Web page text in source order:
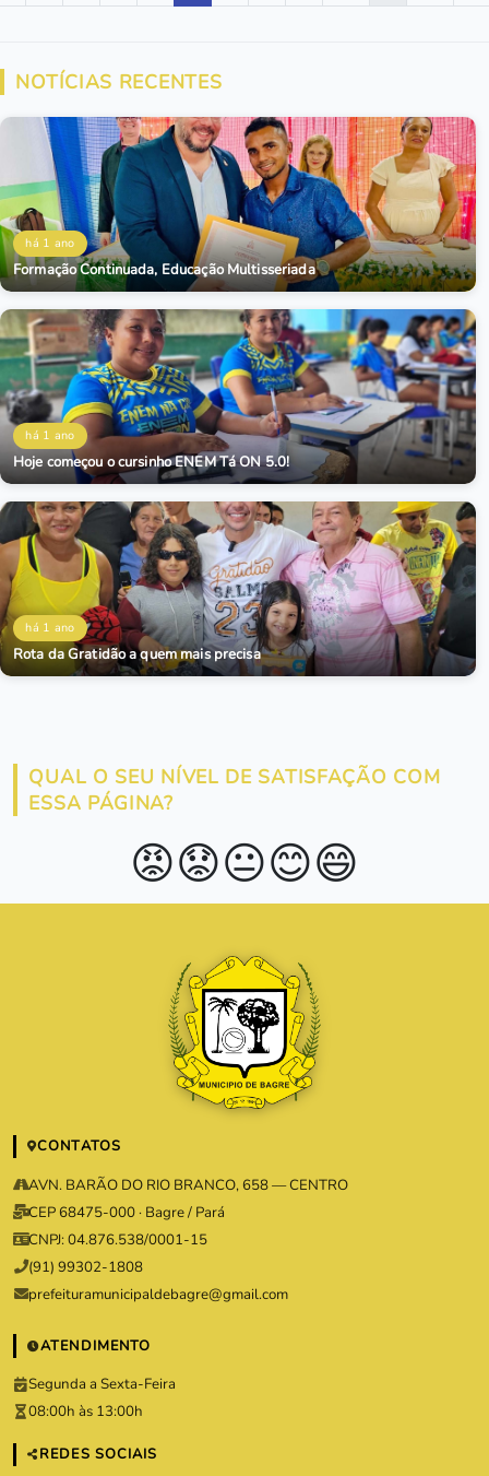
NOTÍCIAS RECENTES
há 1 ano
Formação Continuada, Educação Multisseriada
há 1 ano
Hoje começou o cursinho ENEM Tá ON 5.0!
há 1 ano
Rota da Gratidão a quem mais precisa
QUAL O SEU NÍVEL DE SATISFAÇÃO COM
ESSA PÁGINA?
😡😟😐😊😄
CONTATOS
AVN. BARÃO DO RIO BRANCO, 658 — CENTRO
CEP 68475-000 · Bagre / Pará
CNPJ: 04.876.538/0001-15
(91) 99302-1808
prefeituramunicipaldebagre@gmail.com
ATENDIMENTO
Segunda a Sexta-Feira
08:00h às 13:00h
REDES SOCIAIS